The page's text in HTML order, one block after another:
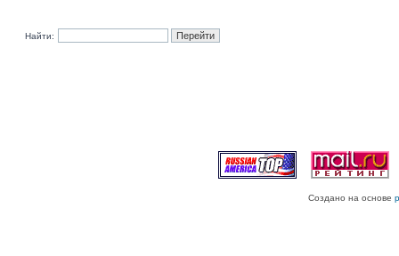
Найти:
Создано на основе